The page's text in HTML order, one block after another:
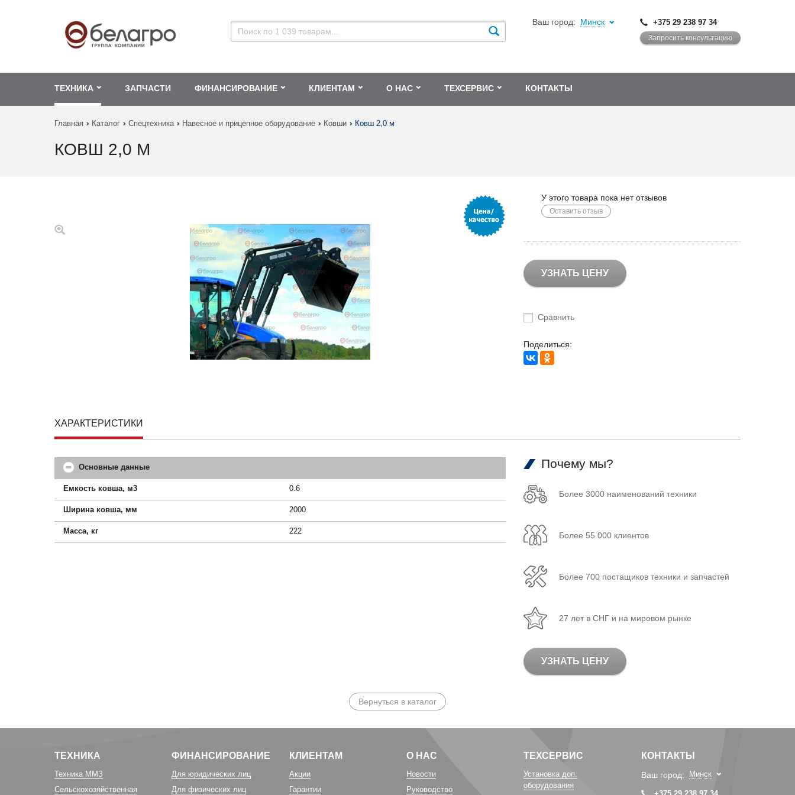
Ваш город: Минск +375 29 238 97 34
Запросить консультацию
ТЕХНИКА ЗАПЧАСТИ ФИНАНСИРОВАНИЕ КЛИЕНТАМ О НАС ТЕХСЕРВИС КОНТАКТЫ
Главная Каталог Спецтехника Навесное и прицепное оборудование Ковши Ковш 2,0 м
КОВШ 2,0 М
У этого товара пока нет отзывов
Оставить отзыв
УЗНАТЬ ЦЕНУ
Сравнить
Поделиться:
ХАРАКТЕРИСТИКИ
Основные данные
Емкость ковша, м3 0.6
Ширина ковша, мм 2000
Масса, кг 222
Почему мы?
Более 3000 наименований техники
Более 55 000 клиентов
Более 700 постащиков техники и запчастей
27 лет в СНГ и на мировом рынке
УЗНАТЬ ЦЕНУ
Вернуться в каталог
ТЕХНИКА
Техника ММЗ
Сельскохозяйственная
ФИНАНСИРОВАНИЕ
Для юридических лиц
Для физических лиц
КЛИЕНТАМ
Акции
Гарантии
О НАС
Новости
Руководство
ТЕХСЕРВИС
Установка доп.
оборудования
КОНТАКТЫ
Ваш город: Минск